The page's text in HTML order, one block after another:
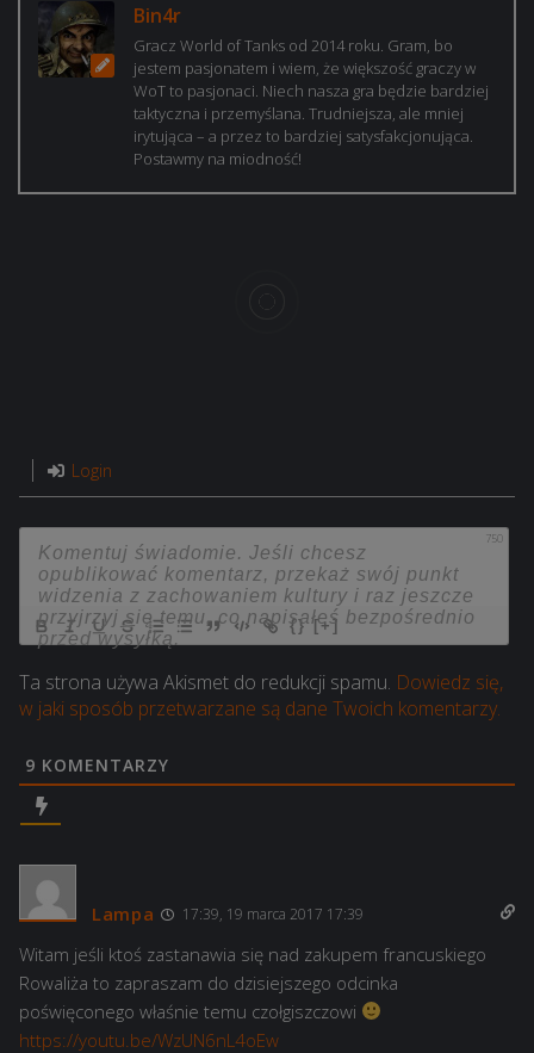
Bin4r
Gracz World of Tanks od 2014 roku. Gram, bo
jestem pasjonatem i wiem, że większość graczy w
WoT to pasjonaci. Niech nasza gra będzie bardziej
taktyczna i przemyślana. Trudniejsza, ale mniej
irytująca – a przez to bardziej satysfakcjonująca.
Postawmy na miodność!
Login
750
{} [+]
Ta strona używa Akismet do redukcji spamu. Dowiedz się,
w jaki sposób przetwarzane są dane Twoich komentarzy.
9 KOMENTARZY
Lampa 17:39, 19 marca 2017 17:39
Witam jeśli ktoś zastanawia się nad zakupem francuskiego
Rowaliża to zapraszam do dzisiejszego odcinka
poświęconego właśnie temu czołgiszczowi
https://youtu.be/WzUN6nL4oEw